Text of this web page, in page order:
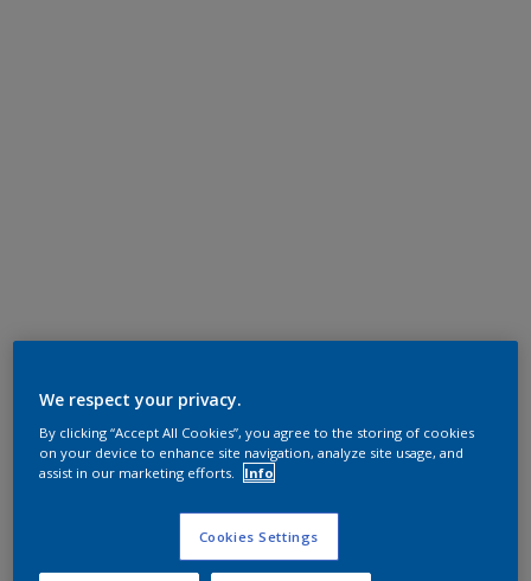
We respect your privacy.
By clicking “Accept All Cookies”, you agree to the storing of cookies
on your device to enhance site navigation, analyze site usage, and
assist in our marketing efforts.
Info
Cookies Settings